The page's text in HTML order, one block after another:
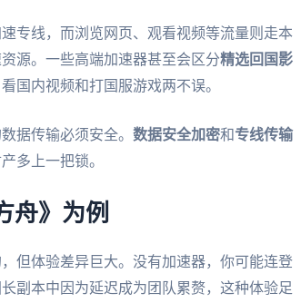
专线，而浏览网页、观看视频等流量则走本
源。一些高端加速器甚至会区分精选回国影
国内视频和打国服游戏两不误。
据传输必须安全。 数据安全加密和专线传输
多上一把锁。
舟》为例
但体验差异巨大。没有加速器，你可能连登
副本中因为延迟成为团队累赘，这种体验足